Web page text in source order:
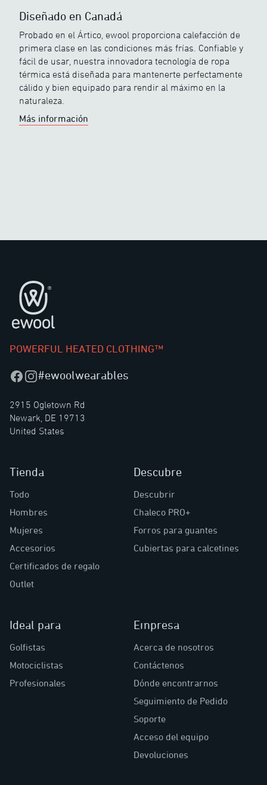
Diseñado en Canadá
Probado en el Ártico, ewool proporciona calefacción de
primera clase en las condiciones más frías. Confiable y
fácil de usar, nuestra innovadora tecnología de ropa
térmica está diseñada para mantenerte perfectamente
cálido y bien equipado para rendir al máximo en la
naturaleza.
Más información
Pie de página
POWERFUL HEATED CLOTHING™
Facebook
Instagram
#ewoolwearables
2915 Ogletown Rd
Newark, DE 19713
United States
Tienda
Todo
Hombres
Mujeres
Accesorios
Certificados de regalo
Outlet
Descubre
Descubrir
Chaleco PRO+
Forros para guantes
Cubiertas para calcetines
Ideal para
Golfistas
Motociclistas
Profesionales
Empresa
Acerca de nosotros
Contáctenos
Dónde encontrarnos
Seguimiento de Pedido
Soporte
Acceso del equipo
Devoluciones